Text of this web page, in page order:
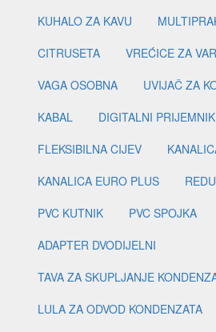
KUHALO ZA KAVU
CITRUSETA
VREĆICE ZA
VAGA OSOBNA
UVIJAČ ZA
KABAL
DIGITALNI PRIJEMNIK
FLEKSIBILNA CIJEV
KANALICA EURO PLUS
PVC KUTNIK
PVC SPOJKA
ADAPTER DVODIJELNI
TAVA ZA SKUPLJANJE
LULA ZA ODVOD KONDENZATA